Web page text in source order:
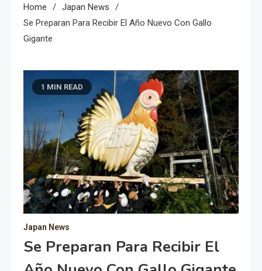
Home
Japan News
Se Preparan Para Recibir El Año Nuevo Con Gallo
Gigante
1 MIN READ
Japan News
Se Preparan Para Recibir El